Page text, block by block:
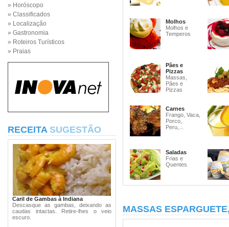
» Horóscopo
» Classificados
» Localização
» Gastronomia
» Roteiros Turísticos
» Praias
RECEITA SUGESTÃO
Caril de Gambas à Indiana
Descasque as gambas, deixando as
caudas intactas. Retire-lhes o veio
escuro.
Molhos
Molhos e
Temperos
Pães e
Pizzas
Massas,
Pães e
Pizzas
Carnes
Frango, Vaca,
Porco,
Peru,...
Saladas
Frias e
Quentes
MASSAS